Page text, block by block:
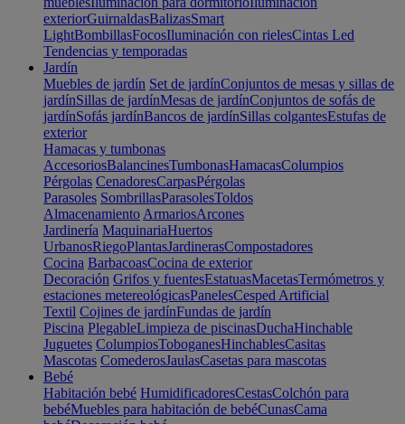
exteriorGuirnaldasBalizasSmart
LightBombillasFocosIluminación con rielesCintas Led
Tendencias y temporadas
Jardín
Muebles de jardín Set de jardínConjuntos de mesas y sillas de
jardínSillas de jardínMesas de jardínConjuntos de sofás de
jardínSofás jardínBancos de jardínSillas colgantesEstufas de
exterior
Hamacas y tumbonas
AccesoriosBalancinesTumbonasHamacasColumpios
Pérgolas CenadoresCarpasPérgolas
Parasoles SombrillasParasolesToldos
Almacenamiento ArmariosArcones
Jardinería MaquinariaHuertos
UrbanosRiegoPlantasJardinerasCompostadores
Cocina BarbacoasCocina de exterior
Decoración Grifos y fuentesEstatuasMacetasTermómetros y
estaciones metereológicasPanelesCesped Artificial
Textil Cojines de jardínFundas de jardín
Piscina PlegableLimpieza de piscinasDuchaHinchable
Juguetes ColumpiosToboganesHinchablesCasitas
Mascotas ComederosJaulasCasetas para mascotas
Bebé
Habitación bebé HumidificadoresCestasColchón para
bebéMuebles para habitación de bebéCunasCama